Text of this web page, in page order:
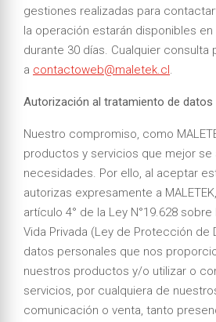
gestiones realizadas para
la operación estarán disponibles
durante 30 días. Cualquier
a contactoweb@maletek.cl .
Autorización al tratamiento de datos
Nuestro compromiso, como
productos y servicios que mejor se
necesidades. Por ello, al aceptar
autorizas expresamente a
artículo 4° de la Ley N°19.628
Vida Privada (Ley de Protección de
datos personales que nos
nuestros productos y/o utilizar o
servicios, por cualquiera de
comunicación o venta, tanto